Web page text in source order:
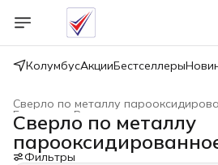
КолумбусАкцииБестселлеры
Сверло по металлу
Расходные материалы
Главная
Сверло по металлу
Фильтры